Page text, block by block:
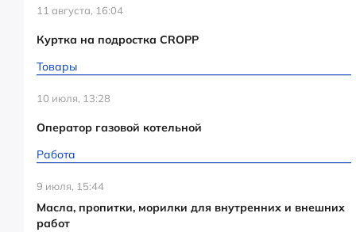
11 августа, 16:04
Куртка на подростка CROPP
Товары
10 июля, 13:28
Оператор газовой котельной
Работа
9 июля, 15:44
Масла, пропитки, морилки для внутренних и внешних
работ